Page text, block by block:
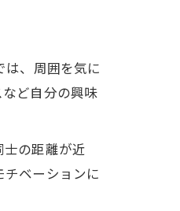
、周囲を気に
ど自分の興味
の距離が近
ベーションに